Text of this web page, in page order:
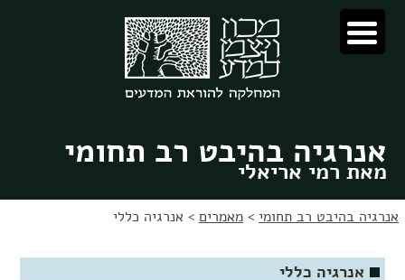
לתוכן
לניווט
אנרגיה בהיבט רב תחומי
מאת רמי אריאלי
אנרגיה בהיבט רב תחומי > מאמרים > אנרגיה כללי
אנרגיה כללי